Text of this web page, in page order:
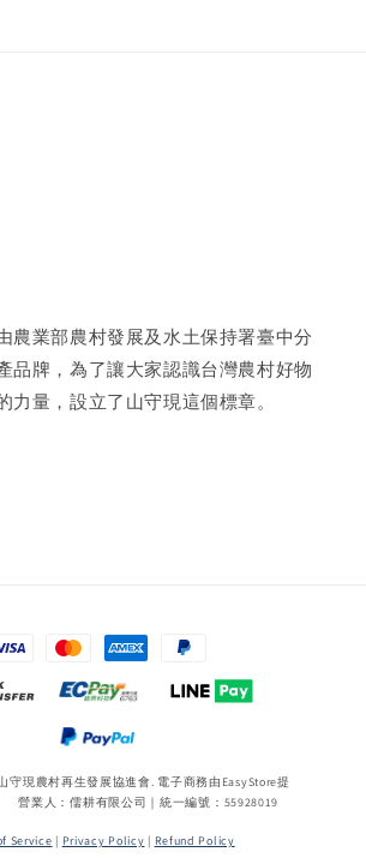
農業部農村發展及水土保持署臺中分
品牌，為了讓大家認識台灣農村好物
力量，設立了山守現這個標章。
守現農村再生發展協進會. 電子商務由 EasyStore提
耕有限公司｜統一編號：55928019
Service | Privacy Policy | Refund Policy